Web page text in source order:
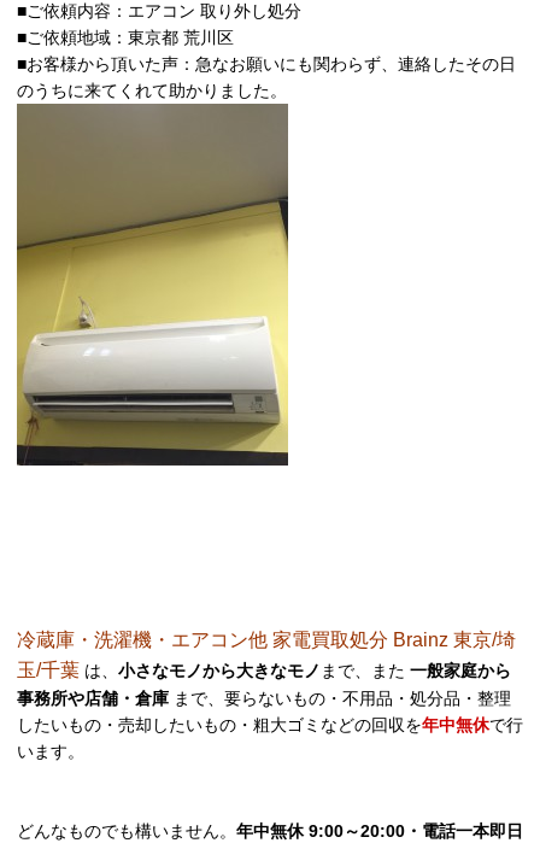
■ご依頼内容：エアコン 取り外し処分
■ご依頼地域：東京都 荒川区
■お客様から頂いた声：急なお願いにも関わらず、連絡したその日
のうちに来てくれて助かりました。
冷蔵庫・洗濯機・エアコン他 家電買取処分 Brainz 東京/埼
玉/千葉 は、 小さなモノから大きなモノ まで、また 一般家庭から
事務所や店舗・倉庫 まで、要らないもの・不用品・処分品・整理
したいもの・売却したいもの・粗大ゴミなどの回収を年中無休で行
います。
どんなものでも構いません。 年中無休 9:00～20:00・電話一本即日